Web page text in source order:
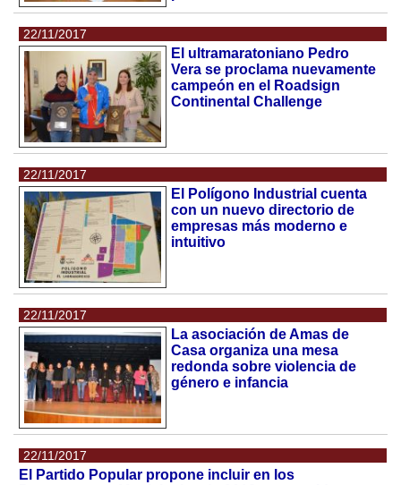
22/11/2017
El ultramaratoniano Pedro
Vera se proclama nuevamente
campeón en el Roadsign
Continental Challenge
22/11/2017
El Polígono Industrial cuenta
con un nuevo directorio de
empresas más moderno e
intuitivo
22/11/2017
La asociación de Amas de
Casa organiza una mesa
redonda sobre violencia de
género e infancia
22/11/2017
El Partido Popular propone incluir en los